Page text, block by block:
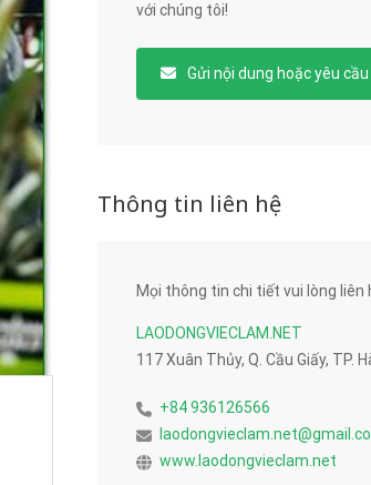
với chúng tôi!
Gửi nội dung hoặc yêu
Thông tin liên hệ
Mọi thông tin chi tiết vui lòng liên
LAODONGVIECLAM.NET
117 Xuân Thủy, Q. Cầu Giấy, TP.
+84 936126566
www.laodongvieclam.net